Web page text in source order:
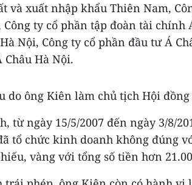
và xuất nhập khẩu Thiên Nam,
ty cổ phần tập đoàn tài chính
Nội, Công ty cổ phần đầu tư Á
Hà Nội.
do ông Kiên làm chủ tịch Hội
từ ngày 15/5/2007 đến ngày 3/8/
tổ chức kinh doanh không đúng
vàng với tổng số tiền hơn